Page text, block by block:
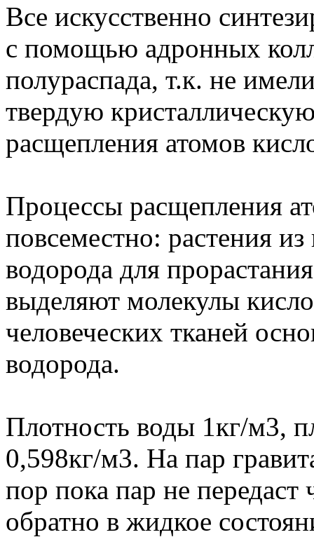
Все искусственно
с помощью адронных
полураспада, т.к. не
твердую
расщепления атомов
Процессы расщепления
повсеместно: растения
водорода для
выделяют молекулы
человеческих тканей
водорода.
Плотность воды 1кг/м3,
0,598кг/м3. На пар
пор пока пар не передаст
обратно в жидкое